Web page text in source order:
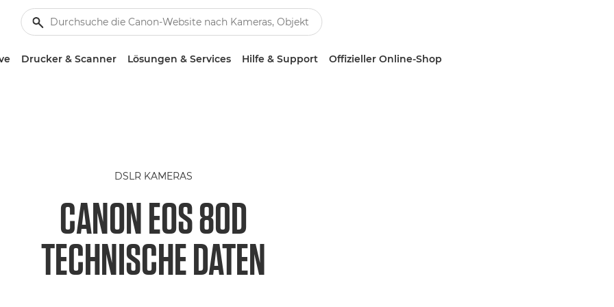
Drucker & Scanner Lösungen & Services Hilfe & Support Offizieller Online-Shop
DSLR KAMERAS
CANON EOS 80D
TECHNISCHE DATEN